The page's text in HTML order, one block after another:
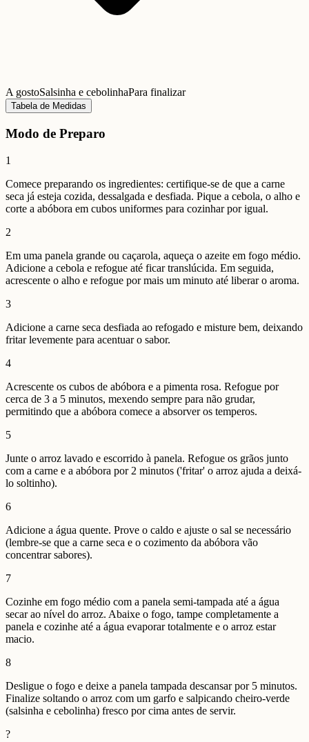
A gostoSalsinha e cebolinhaPara finalizar
Tabela de Medidas
Modo de Preparo
1
Comece preparando os ingredientes: certifique-se de que a carne
seca já esteja cozida, dessalgada e desfiada. Pique a cebola, o alho e
corte a abóbora em cubos uniformes para cozinhar por igual.
2
Em uma panela grande ou caçarola, aqueça o azeite em fogo médio.
Adicione a cebola e refogue até ficar translúcida. Em seguida,
acrescente o alho e refogue por mais um minuto até liberar o aroma.
3
Adicione a carne seca desfiada ao refogado e misture bem, deixando
fritar levemente para acentuar o sabor.
4
Acrescente os cubos de abóbora e a pimenta rosa. Refogue por
cerca de 3 a 5 minutos, mexendo sempre para não grudar,
permitindo que a abóbora comece a absorver os temperos.
5
Junte o arroz lavado e escorrido à panela. Refogue os grãos junto
com a carne e a abóbora por 2 minutos ('fritar' o arroz ajuda a deixá-
lo soltinho).
6
Adicione a água quente. Prove o caldo e ajuste o sal se necessário
(lembre-se que a carne seca e o cozimento da abóbora vão
concentrar sabores).
7
Cozinhe em fogo médio com a panela semi-tampada até a água
secar ao nível do arroz. Abaixe o fogo, tampe completamente a
panela e cozinhe até a água evaporar totalmente e o arroz estar
macio.
8
Desligue o fogo e deixe a panela tampada descansar por 5 minutos.
Finalize soltando o arroz com um garfo e salpicando cheiro-verde
(salsinha e cebolinha) fresco por cima antes de servir.
?